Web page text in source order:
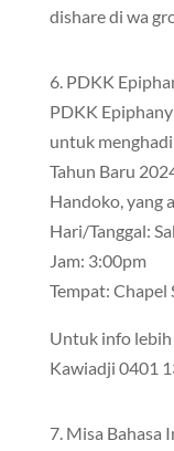
dishare di wa
6. PDKK
PDKK
untuk
Tahun Baru
Handoko, yang
Hari/Tanggal:
Jam: 3:00pm
Tempat: Chapel
Untuk info
Kawiadji 0401
7. Misa Bahasa